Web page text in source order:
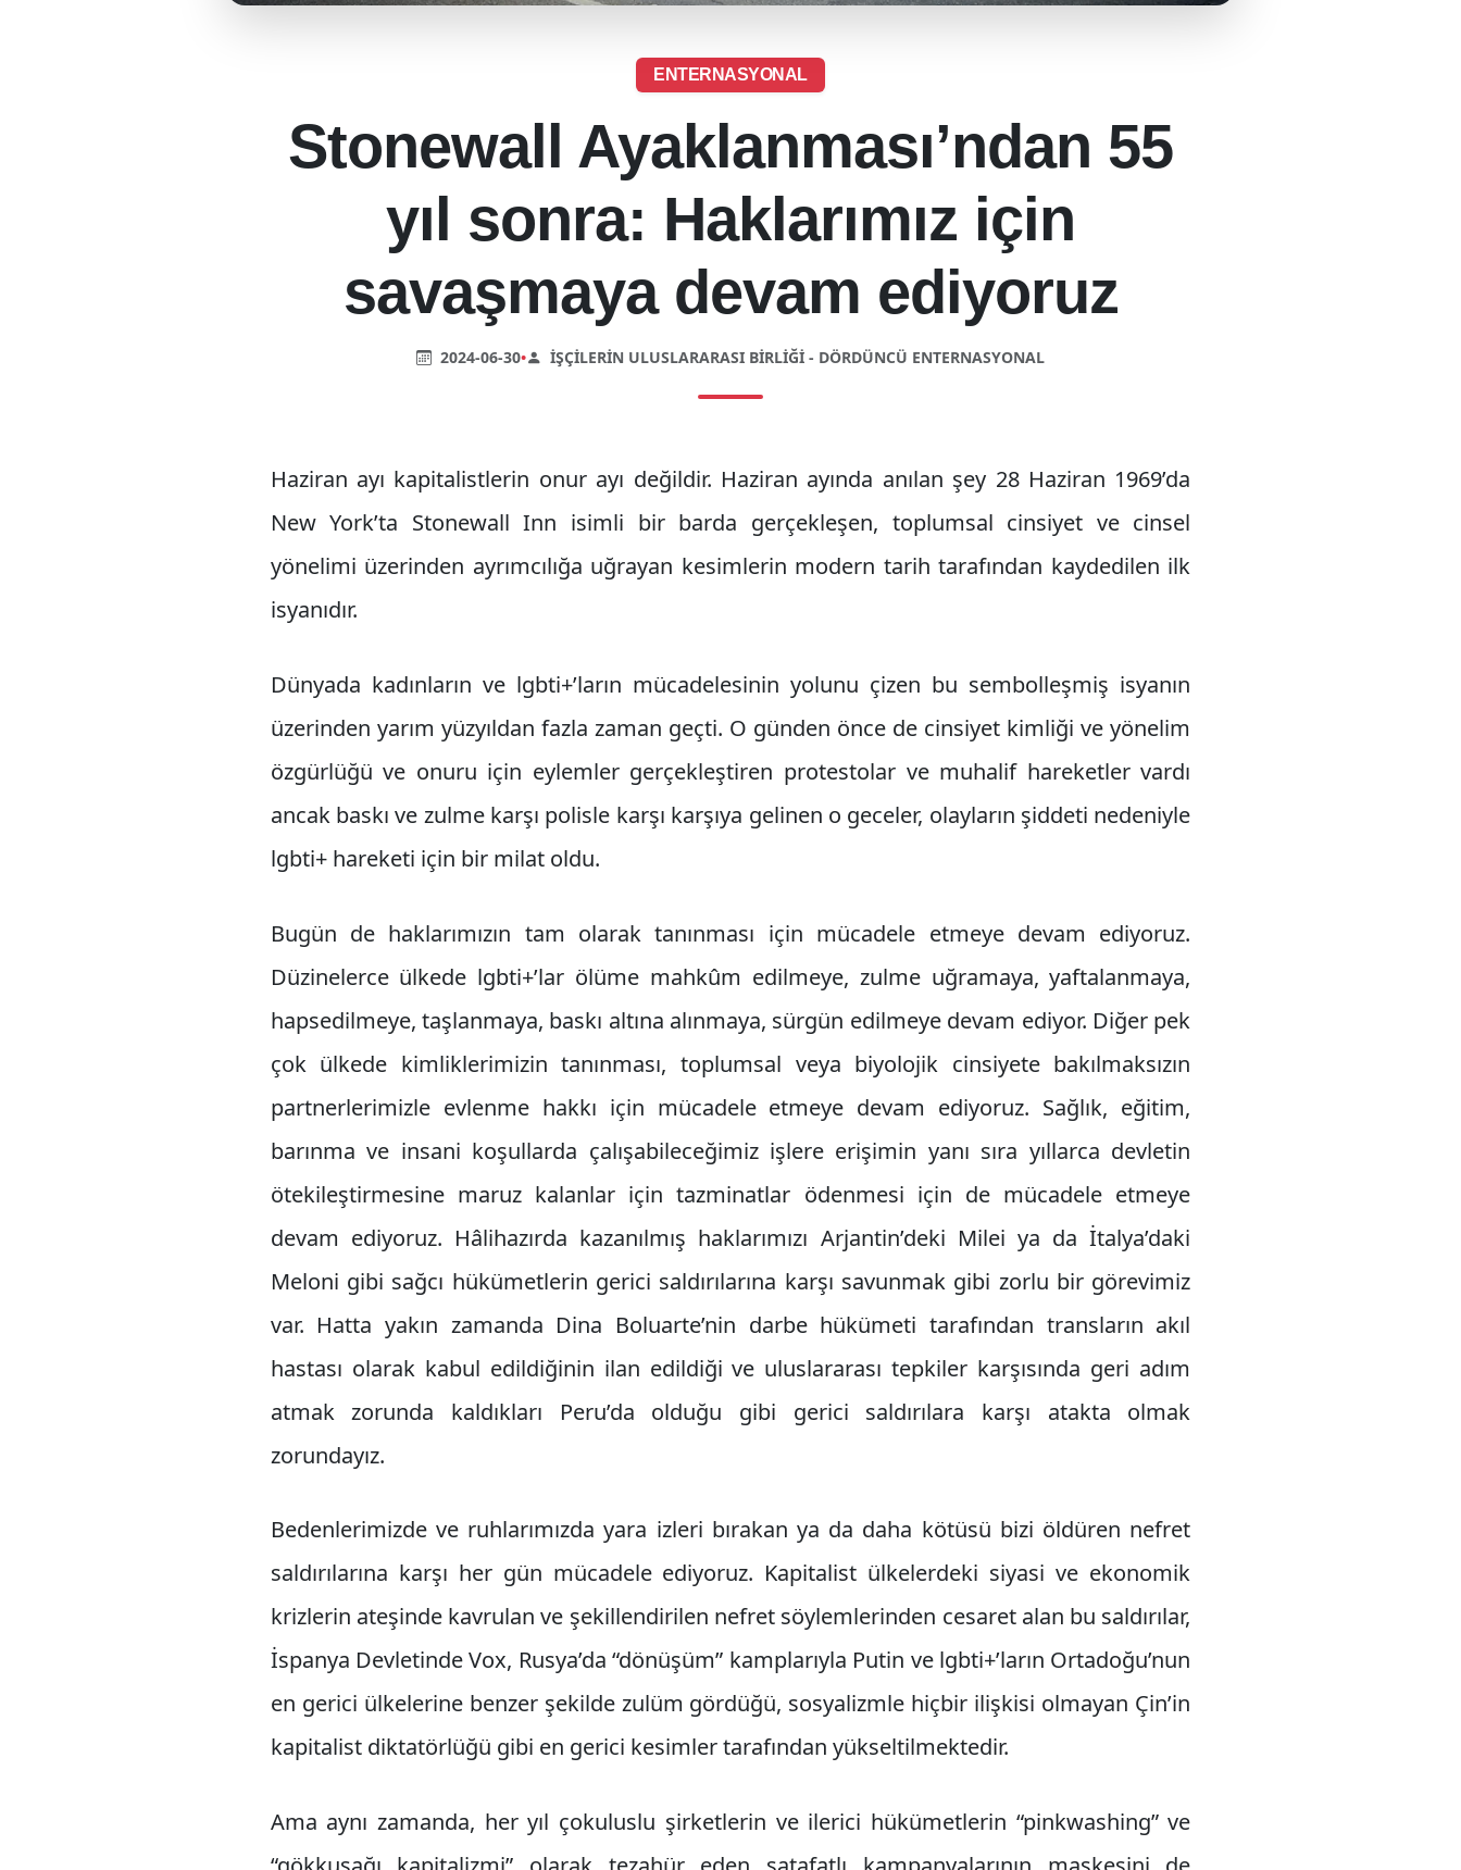
ENTERNASYONAL
Stonewall Ayaklanması’ndan 55
yıl sonra: Haklarımız için
savaşmaya devam ediyoruz
2024-06-30• İŞÇILERIN ULUSLARARASI BIRLIĞI - DÖRDÜNCÜ ENTERNASYONAL
Haziran ayı kapitalistlerin onur ayı değildir. Haziran ayında anılan şey 28 Haziran 1969’da
New York’ta Stonewall Inn isimli bir barda gerçekleşen, toplumsal cinsiyet ve cinsel
yönelimi üzerinden ayrımcılığa uğrayan kesimlerin modern tarih tarafından kaydedilen ilk
isyanıdır.
Dünyada kadınların ve lgbti+’ların mücadelesinin yolunu çizen bu sembolleşmiş isyanın
üzerinden yarım yüzyıldan fazla zaman geçti. O günden önce de cinsiyet kimliği ve yönelim
özgürlüğü ve onuru için eylemler gerçekleştiren protestolar ve muhalif hareketler vardı
ancak baskı ve zulme karşı polisle karşı karşıya gelinen o geceler, olayların şiddeti nedeniyle
lgbti+ hareketi için bir milat oldu.
Bugün de haklarımızın tam olarak tanınması için mücadele etmeye devam ediyoruz.
Düzinelerce ülkede lgbti+’lar ölüme mahkûm edilmeye, zulme uğramaya, yaftalanmaya,
hapsedilmeye, taşlanmaya, baskı altına alınmaya, sürgün edilmeye devam ediyor. Diğer pek
çok ülkede kimliklerimizin tanınması, toplumsal veya biyolojik cinsiyete bakılmaksızın
partnerlerimizle evlenme hakkı için mücadele etmeye devam ediyoruz. Sağlık, eğitim,
barınma ve insani koşullarda çalışabileceğimiz işlere erişimin yanı sıra yıllarca devletin
ötekileştirmesine maruz kalanlar için tazminatlar ödenmesi için de mücadele etmeye
devam ediyoruz. Hâlihazırda kazanılmış haklarımızı Arjantin’deki Milei ya da İtalya’daki
Meloni gibi sağcı hükümetlerin gerici saldırılarına karşı savunmak gibi zorlu bir görevimiz
var. Hatta yakın zamanda Dina Boluarte’nin darbe hükümeti tarafından transların akıl
hastası olarak kabul edildiğinin ilan edildiği ve uluslararası tepkiler karşısında geri adım
atmak zorunda kaldıkları Peru’da olduğu gibi gerici saldırılara karşı atakta olmak
zorundayız.
Bedenlerimizde ve ruhlarımızda yara izleri bırakan ya da daha kötüsü bizi öldüren nefret
saldırılarına karşı her gün mücadele ediyoruz. Kapitalist ülkelerdeki siyasi ve ekonomik
krizlerin ateşinde kavrulan ve şekillendirilen nefret söylemlerinden cesaret alan bu saldırılar,
İspanya Devletinde Vox, Rusya’da “dönüşüm” kamplarıyla Putin ve lgbti+’ların Ortadoğu’nun
en gerici ülkelerine benzer şekilde zulüm gördüğü, sosyalizmle hiçbir ilişkisi olmayan Çin’in
kapitalist diktatörlüğü gibi en gerici kesimler tarafından yükseltilmektedir.
Ama aynı zamanda, her yıl çokuluslu şirketlerin ve ilerici hükümetlerin “pinkwashing” ve